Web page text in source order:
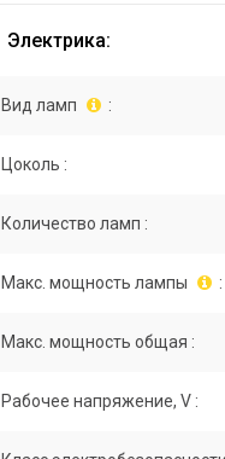
Электрика:
Вид ламп :
Цоколь :
Количество ламп :
Макс. мощность лампы :
Макс. мощность общая :
Рабочее напряжение, V :